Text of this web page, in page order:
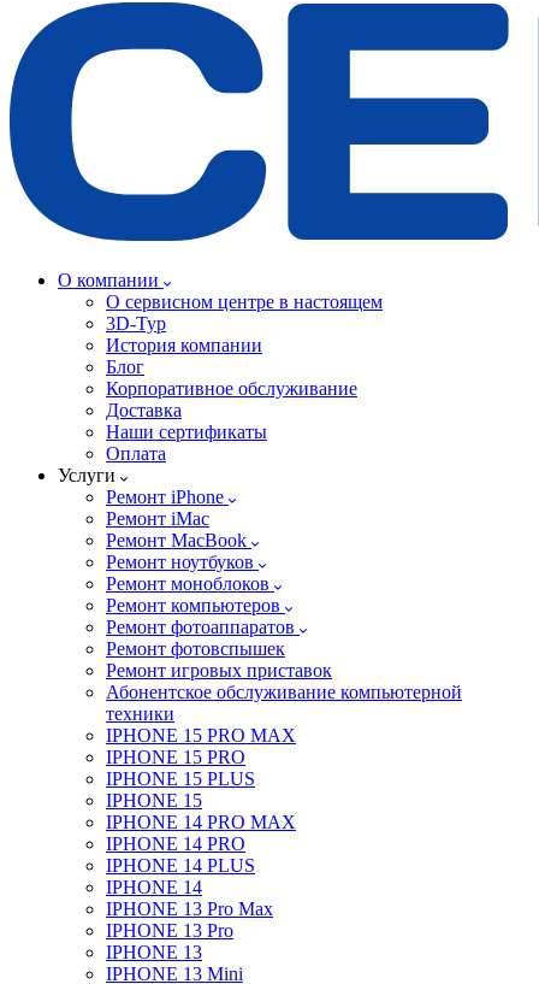
О компании
О сервисном центре в настоящем
3D-Тур
История компании
Блог
Корпоративное обслуживание
Доставка
Наши сертификаты
Оплата
Услуги
Ремонт iPhone
Ремонт iMac
Ремонт MacBook
Ремонт ноутбуков
Ремонт моноблоков
Ремонт компьютеров
Ремонт фотоаппаратов
Ремонт фотовспышек
Ремонт игровых приставок
Абонентское обслуживание компьютерной
техники
IPHONE 15 PRO MAX
IPHONE 15 PRO
IPHONE 15 PLUS
IPHONE 15
IPHONE 14 PRO MAX
IPHONE 14 PRO
IPHONE 14 PLUS
IPHONE 14
IPHONE 13 Pro Max
IPHONE 13 Pro
IPHONE 13
IPHONE 13 Mini